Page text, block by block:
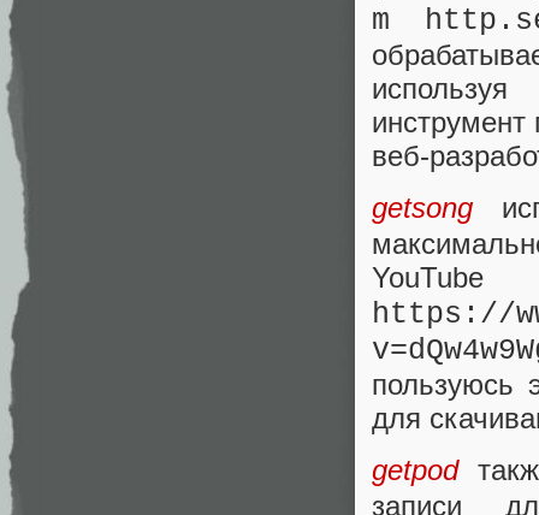
m
веб-
getsong
https://
пользуюсь
для
getpod
записи